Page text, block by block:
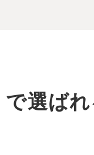
で選ばれ